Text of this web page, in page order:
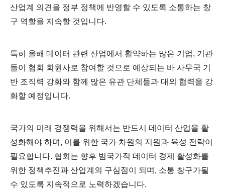
산업계 의견을 정부 정책에 반영할 수 있도록 소통하는 창
구 역할을 지속할 것입니다.
특히 올해 데이터 관련 산업에서 활약하는 많은 기업, 기관
들이 협회 회원사로 참여할 것으로 예상되는 바 사무국 기
반 조직력 강화와 함께 많은 유관 단체들과 대외 협력을 강
화할 예 정입니다.
국가의 미래 경쟁력을 위해서는 반드시 데이터 산업을 활
성화해야 하며, 이를 위한 국가 차원의 지원과 육성 전략이
필요합니다. 협회는 향후 범국가적 데이터 경제 활성화를
위한 정책추진과 산업계의 구심점이 되며, 소통 창구가될
수 있도록 지속적으로 노력하겠습니다.